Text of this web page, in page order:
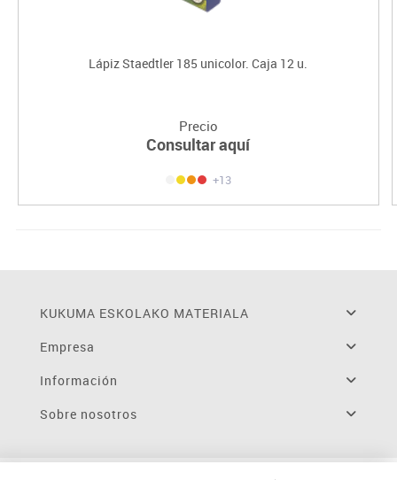
Lápiz Staedtler 185 unicolor. Caja 12 u.
Precio
Consultar aquí
+13
KUKUMA ESKOLAKO MATERIALA
Empresa
Información
Sobre nosotros